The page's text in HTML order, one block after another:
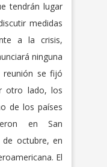
tendrán lugar
medidas
a la crisis,
ninguna
reunión se fijó
otro lado, los
de los países
en San
octubre, en
El